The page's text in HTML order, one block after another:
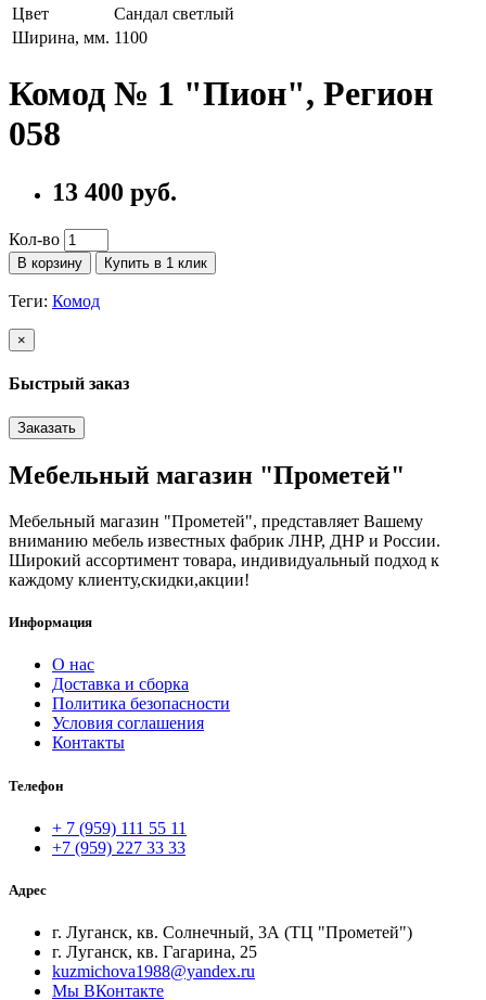
Цвет
Сандал светлый
Ширина, мм. 1100
Комод № 1 "Пион", Регион
058
13 400 руб.
Кол-во
В корзину Купить в 1 клик
Теги: Комод
×
Быстрый заказ
Заказать
Мебельный магазин "Прометей"
Мебельный магазин "Прометей", представляет Вашему
вниманию мебель известных фабрик ЛНР, ДНР и России.
Широкий ассортимент товара, индивидуальный подход к
каждому клиенту,скидки,акции!
Информация
О нас
Доставка и сборка
Политика безопасности
Условия соглашения
Контакты
Телефон
+ 7 (959) 111 55 11
+7 (959) 227 33 33
Адрес
г. Луганск, кв. Солнечный, 3А (ТЦ "Прометей")
г. Луганск, кв. Гагарина, 25
kuzmichova1988@yandex.ru
Мы ВКонтакте